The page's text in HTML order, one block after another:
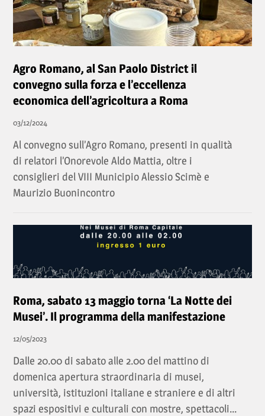
Agro Romano, al San Paolo District il
convegno sulla forza e l’eccellenza
economica dell’agricoltura a Roma
03/12/2024
Al convegno sull’Agro Romano, presenti in qualità
di relatori l’Onorevole Aldo Mattia, oltre i
consiglieri del VIII Municipio Alessio Scimè e
Maurizio Buonincontro
Roma, sabato 13 maggio torna ‘La Notte dei
Musei’. Il programma della manifestazione
12/05/2023
Dalle 20.00 di sabato alle 2.00 del mattino di
domenica apertura straordinaria di musei,
università, istituzioni italiane e straniere e di altri
spazi espositivi e culturali con mostre, spettacoli...